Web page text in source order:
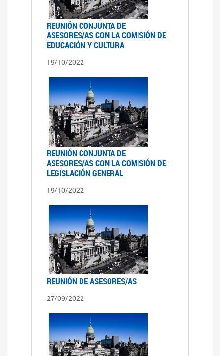
REUNIÓN CONJUNTA DE
ASESORES/AS CON LA COMISIÓN DE
EDUCACIÓN Y CULTURA
19/10/2022
REUNIÓN CONJUNTA DE
ASESORES/AS CON LA COMISIÓN DE
LEGISLACIÓN GENERAL
19/10/2022
REUNIÓN DE ASESORES/AS
27/09/2022